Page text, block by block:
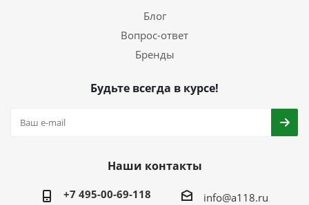
Блог
Вопрос-ответ
Бренды
Будьте всегда в курсе!
Наши контакты
+7 495-00-69-118 info@a118.ru